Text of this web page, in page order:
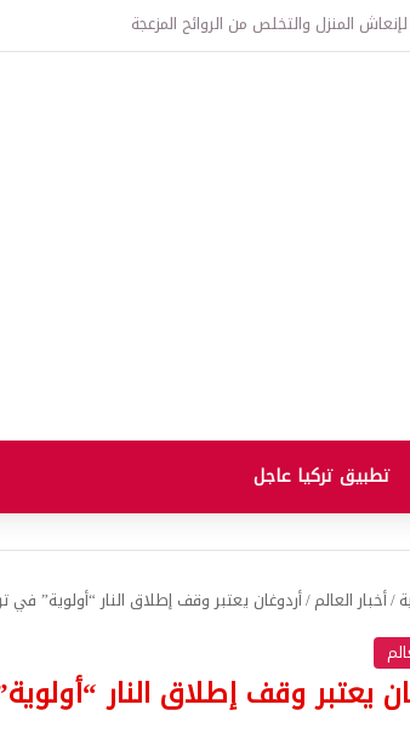
والسعودية وباكستان.. ما الهدف من التحالف الثلاثي؟
تطبيق تركيا عاجل
/أخبار العالم/أردوغان يعتبر وقف إطلاق النار “أولوية” في
يعتبر وقف إطلاق النار